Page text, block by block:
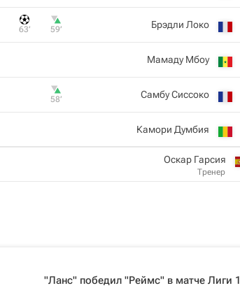
Брэдли Локо
59‎’‎
63‎’‎
Мамаду Мбоу
Самбу Сиссоко
58‎’‎
Камори Думбия
Оскар Гарсия
Тренер
"Ланс" победил "Реймс" в матче Лиги 1